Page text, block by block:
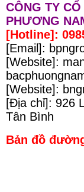
CÔNG TY
PHƯƠNG
[Hotline]:
[Email]:
[Website]:
[Website]:
[Địa chỉ]: 926
Tân Bình
Bản đồ